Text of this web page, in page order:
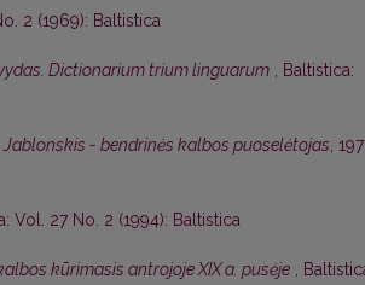
2 (1969): Baltistica
Dictionarium trium linguarum , Baltistica:
Jablonskis - bendrinės kalbos puoselėtojas,
Vol. 27 No. 2 (1994): Baltistica
kūrimasis antrojoje XIX a. pusėje ,